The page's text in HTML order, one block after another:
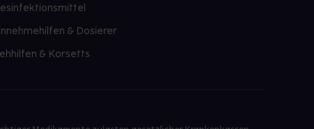
& Dosierer
& Korsetts